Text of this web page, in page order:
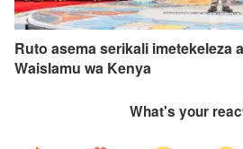
Ruto asema serikali imetekeleza
Waislamu wa Kenya